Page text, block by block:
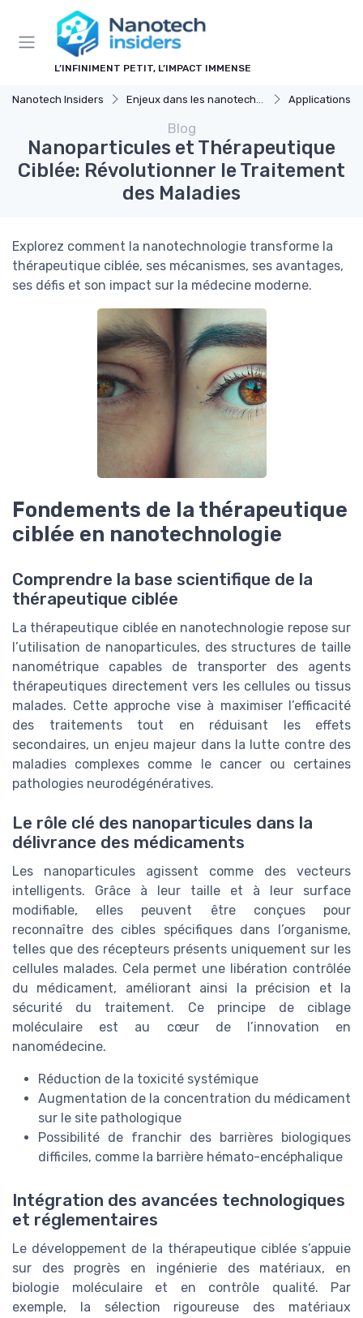
L’INFINIMENT PETIT, L’IMPACT IMMENSE
Nanotech Insiders Enjeux dans les nanotechnologies Applications
Blog
Nanoparticules et Thérapeutique
Ciblée: Révolutionner le Traitement
des Maladies
Explorez comment la nanotechnologie transforme la
thérapeutique ciblée, ses mécanismes, ses avantages,
ses défis et son impact sur la médecine moderne.
Fondements de la thérapeutique
ciblée en nanotechnologie
Comprendre la base scientifique de la
thérapeutique ciblée
La thérapeutique ciblée en nanotechnologie repose sur
l’utilisation de nanoparticules, des structures de taille
nanométrique capables de transporter des agents
thérapeutiques directement vers les cellules ou tissus
malades. Cette approche vise à maximiser l’efficacité
des traitements tout en réduisant les effets
secondaires, un enjeu majeur dans la lutte contre des
maladies complexes comme le cancer ou certaines
pathologies neurodégénératives.
Le rôle clé des nanoparticules dans la
délivrance des médicaments
Les nanoparticules agissent comme des vecteurs
intelligents. Grâce à leur taille et à leur surface
modifiable, elles peuvent être conçues pour
reconnaître des cibles spécifiques dans l’organisme,
telles que des récepteurs présents uniquement sur les
cellules malades. Cela permet une libération contrôlée
du médicament, améliorant ainsi la précision et la
sécurité du traitement. Ce principe de ciblage
moléculaire est au cœur de l’innovation en
nanomédecine.
Réduction de la toxicité systémique
Augmentation de la concentration du médicament
sur le site pathologique
Possibilité de franchir des barrières biologiques
difficiles, comme la barrière hémato-encéphalique
Intégration des avancées technologiques
et réglementaires
Le développement de la thérapeutique ciblée s’appuie
sur des progrès en ingénierie des matériaux, en
biologie moléculaire et en contrôle qualité. Par
exemple, la sélection rigoureuse des matériaux
Panneau de gestion des cookies